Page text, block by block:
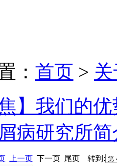
： 首页 >
】我们的
病研究所简
上一页 下一页 尾页 转到: